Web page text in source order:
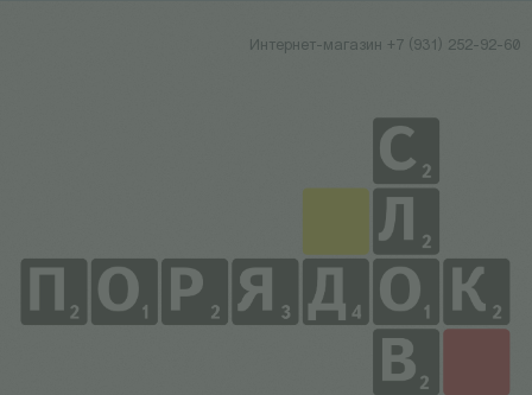
Интернет-магазин +7 (931) 252-92-60